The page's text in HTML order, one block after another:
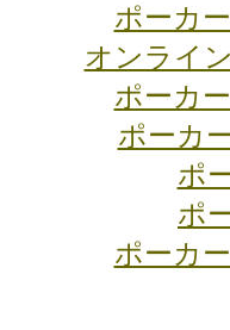
ポーカ
オンライ
ポーカ
ポーカ
ポ
ポ
ポーカ